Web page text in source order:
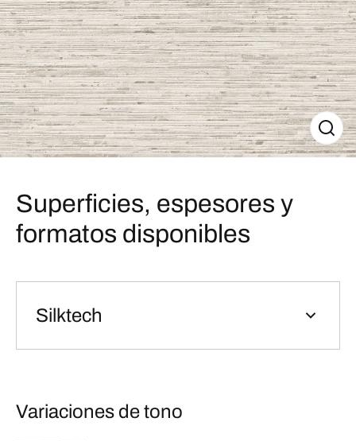
Superficies, espesores y
formatos disponibles
Silktech
Variaciones de tono